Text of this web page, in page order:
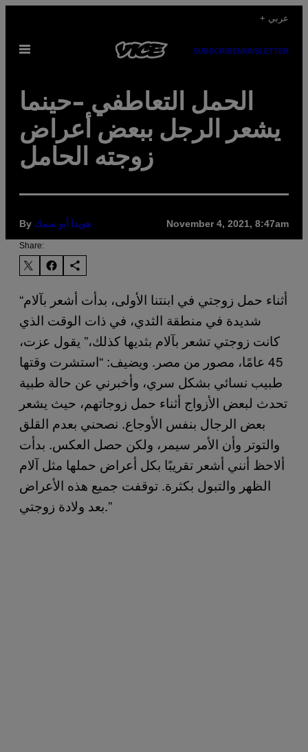
content
+ عربي
Open
SUBSCRIBENEWSLETTER
الحمل التعاطفي -حينما
يشعر الرجل ببعض أعراض
زوجته الحامل
By هويدا أبو سمك November 4, 2021, 8:47am
Share:
“أثناء حمل زوجتي في ابنتنا الأولى، بدأت أشعر بآلام
شديدة في منطقة الثدي، في ذات الوقت الذي
كانت زوجتي تشعر بآلام بثديها كذلك،” يقول عزت،
45 عامًا، مصور من مصر. ويضيف: “استشرت وقتها
طبيب نسائي بشكل سري، وأخبرني عن حالة طبية
تحدث لبعض الأزواج أثناء حمل زوجاتهم، حيث يشعر
بعض الرجال بنفس الأوجاع. نصحني بعدم القلق
والتوتر وأن الأمر سيمر، ولكن حصل العكس. بدأت
ألاحظ أنني أشعر تقريبًا بكل أعراض حملها مثل آلام
الظهر والتبول بكثرة. توقفت جميع هذه الأعراض
بعد ولادة زوجتي.”